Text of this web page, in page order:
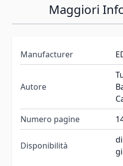
Maggiori
Manufacturer
Autore
Numero pagine
Disponibilità